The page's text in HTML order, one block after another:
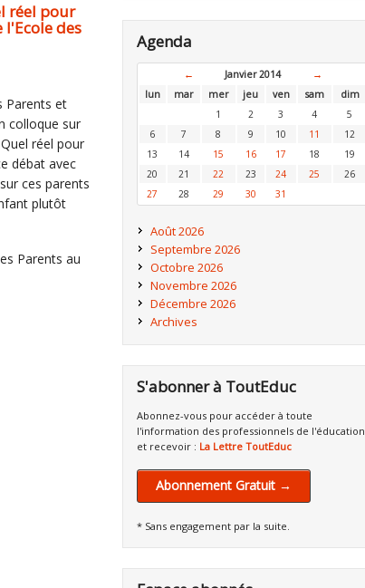
réel pour
des
Parents et
colloque sur
réel pour
débat avec
ces parents
plutôt
Parents au
Agenda
← Janvier 2014
→
lun
mar mer jeu ven sam
dim
1
2 3 4
5
6
7 8 9 10 11
12
13
14 15 16 17 18
19
20
21 22 23 24 25
26
27
28 29 30 31
Août 2026
Septembre 2026
Octobre 2026
Novembre 2026
Décembre 2026
Archives
S'abonner à ToutEduc
Abonnez-vous pour accéder à toute
l'information des professionnels de l'éducation
et recevoir : La Lettre ToutEduc
Abonnement Gratuit →
* Sans engagement par la suite.